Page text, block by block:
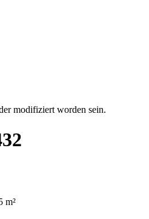
modifiziert worden sein.
m²